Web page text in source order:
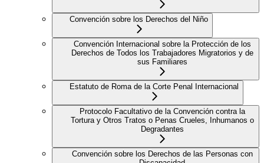
Convención sobre los Derechos del Niño
Convención Internacional sobre la Protección de los
Derechos de Todos los Trabajadores Migratorios y de
sus Familiares
Estatuto de Roma de la Corte Penal Internacional
Protocolo Facultativo de la Convención contra la
Tortura y Otros Tratos o Penas Crueles, Inhumanos o
Degradantes
Convención sobre los Derechos de las Personas con